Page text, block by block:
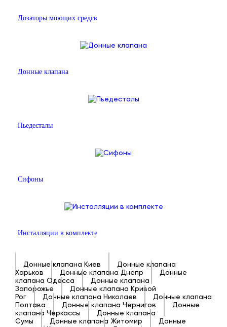
Дозаторы моющих средсв
Донные клапана
Пьедесталы
Сифоны
Инсталляции в комплекте
Донные клапана Киев
Донные клапана
Харьков
Донные клапана Днепр
Донные
клапана Одесса
Донные клапана
Запорожье
Донные клапана Кривой
Рог
Донные клапана Николаев
Донные клапана
Полтава
Донные клапана Чернигов
Донные
клапана Черкассы
Донные клапана
Сумы
Донные клапана Житомир
Донные